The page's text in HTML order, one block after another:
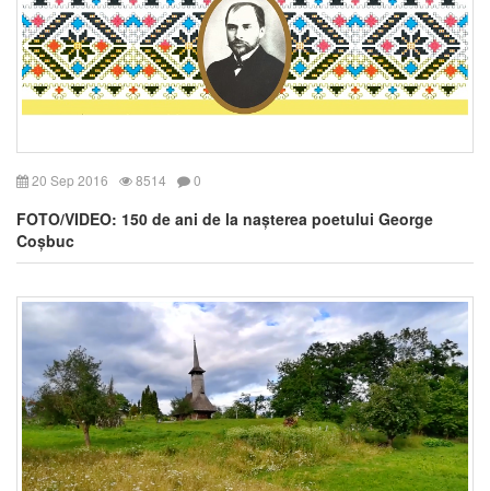
20 Sep 2016 8514 0
FOTO/VIDEO: 150 de ani de la nașterea poetului George
Coșbuc